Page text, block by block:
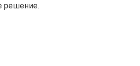
решение.